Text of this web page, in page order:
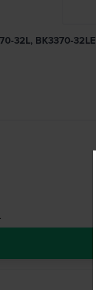
32L, BK3370-32LE